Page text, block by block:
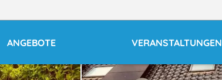
ANGEBOTE VERANSTALTUNGEN